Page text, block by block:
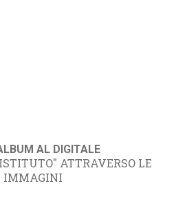
AL DIGITALE
ATTRAVERSO LE
IMMAGINI